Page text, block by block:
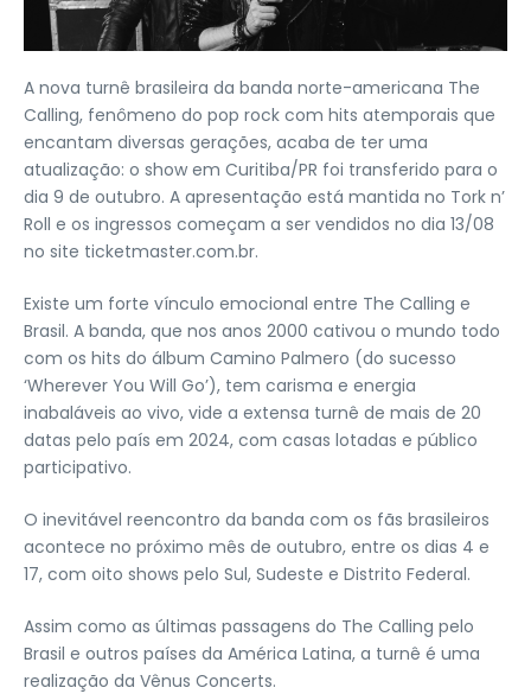
A nova turnê brasileira da banda norte-americana The
Calling, fenômeno do pop rock com hits atemporais que
encantam diversas gerações, acaba de ter uma
atualização: o show em Curitiba/PR foi transferido para o
dia 9 de outubro. A apresentação está mantida no Tork n’
Roll e os ingressos começam a ser vendidos no dia 13/08
no site ticketmaster.com.br.
Existe um forte vínculo emocional entre The Calling e
Brasil. A banda, que nos anos 2000 cativou o mundo todo
com os hits do álbum Camino Palmero (do sucesso
‘Wherever You Will Go’), tem carisma e energia
inabaláveis ao vivo, vide a extensa turnê de mais de 20
datas pelo país em 2024, com casas lotadas e público
participativo.
O inevitável reencontro da banda com os fãs brasileiros
acontece no próximo mês de outubro, entre os dias 4 e
17, com oito shows pelo Sul, Sudeste e Distrito Federal.
Assim como as últimas passagens do The Calling pelo
Brasil e outros países da América Latina, a turnê é uma
realização da Vênus Concerts.